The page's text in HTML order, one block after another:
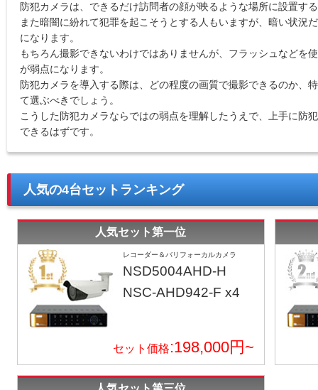
防犯カメラは、できるだけ訪問者の顔が映るような場所に設置す
また暗闇に紛れて犯罪を起こそうとする人もいますが、暗い状況
になります。
もちろん撮影できないわけではありませんが、フラッシュなどを
が弱点になります。
防犯カメラを導入する際は、どの程度の画質で撮影できるのか、
て選ぶべきでしょう。
こうした防犯カメラならではの弱点を理解したうえで、上手に防
できるはずです。
人気の4台セットランキング
人気セット第一位
レコーダー＆バリフォーカルカメラ
NSD5004AHD-H
NSC-AHD942-F x4
セット価格:198,000円~